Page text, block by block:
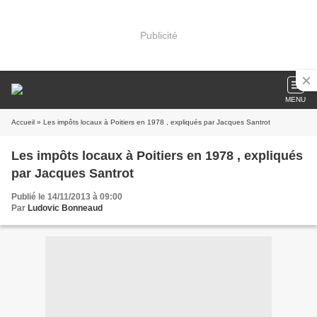
Publicité
MENU
Accueil » Les impôts locaux à Poitiers en 1978 , expliqués par Jacques Santrot
Les impôts locaux à Poitiers en 1978 , expliqués
par Jacques Santrot
Publié le 14/11/2013 à 09:00
Par Ludovic Bonneaud